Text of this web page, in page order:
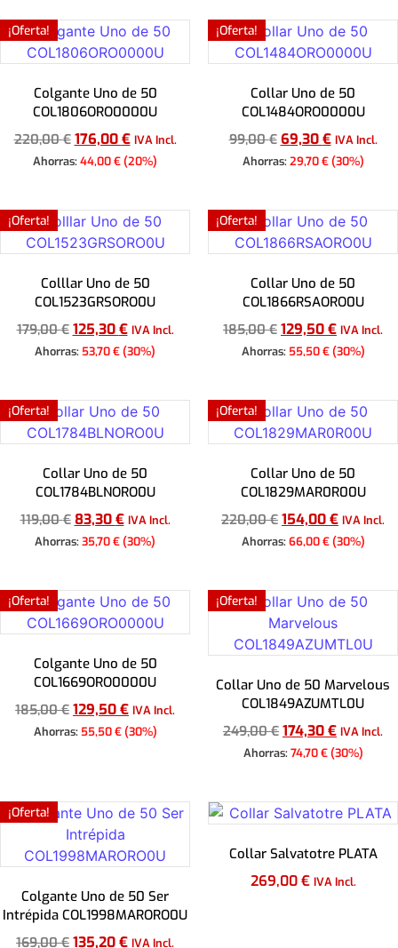
¡Oferta!
Colgante Uno de 50
COL1806ORO0000U
220,00€ 176,00€ IVA Incl.
Ahorras: 44,00€(20%)
¡Oferta!
Collar Uno de 50
COL1484ORO0000U
99,00€ 69,30€ IVA Incl.
Ahorras: 29,70€ (30%)
¡Oferta!
Colllar Uno de 50
COL1523GRSORO0U
179,00€ 125,30€ IVA Incl.
Ahorras: 53,70€(30%)
¡Oferta!
Collar Uno de 50
COL1866RSAORO0U
185,00€ 129,50€ IVA Incl.
Ahorras: 55,50€ (30%)
¡Oferta!
Collar Uno de 50
COL1784BLNORO0U
119,00€ 83,30€ IVA Incl.
Ahorras: 35,70€(30%)
¡Oferta!
Collar Uno de 50
COL1829MAR0R00U
220,00€ 154,00€ IVA Incl.
Ahorras: 66,00€ (30%)
¡Oferta!
Colgante Uno de 50
COL1669ORO0000U
185,00€ 129,50€ IVA Incl.
Ahorras: 55,50€ (30%)
¡Oferta!
Collar Uno de 50 Marvelous
COL1849AZUMTL0U
249,00€ 174,30€ IVA Incl.
Ahorras: 74,70€ (30%)
¡Oferta!
Colgante Uno de 50 Ser
Intrépida COL1998MARORO0U
169,00€ 135,20€ IVA Incl.
Collar Salvatotre PLATA
269,00€ IVA Incl.